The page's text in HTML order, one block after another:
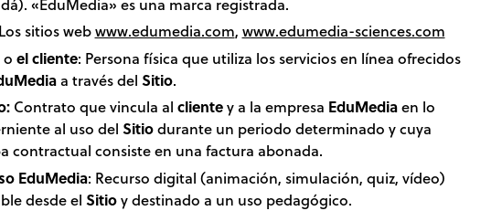
sitios webwww.edumedia.com, www.edumedia-sciences.com
o el cliente: Persona física que utiliza los servicios en línea ofrecidos
a través del Sitio.
Contrato que vincula al clientey a la empresa EduMediaen lo
al uso del Sitiodurante un periodo determinado y cuya
contractual consiste en una factura abonada.
EduMedia: Recurso digital (animación, simulación, quiz, vídeo)
desde el Sitioy destinado a un uso pedagógico.